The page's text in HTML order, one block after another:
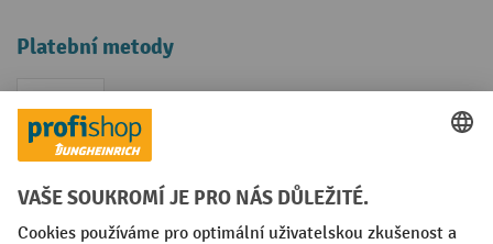
Platební metody
Faktura
Sociální sítě
Facebook
YouTubeLinkedIn